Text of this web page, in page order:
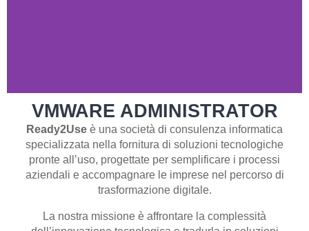
VMWARE ADMINISTRATOR
Ready2Use è una società di consulenza informatica
specializzata nella fornitura di soluzioni tecnologiche
pronte all’uso, progettate per semplificare i processi
aziendali e accompagnare le imprese nel percorso di
trasformazione digitale.
La nostra missione è affrontare la complessità